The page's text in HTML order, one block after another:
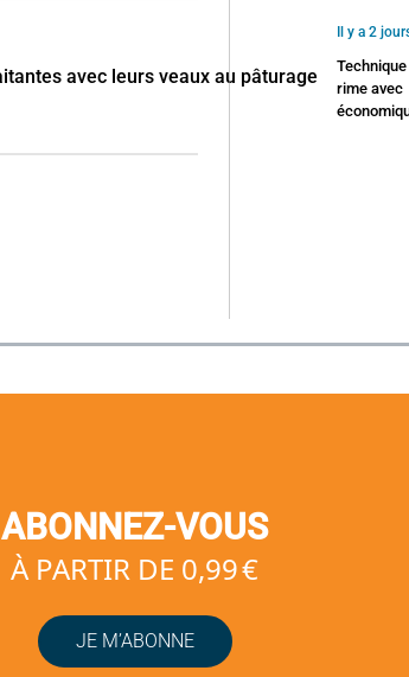
Il y a 2
Technique
rime avec
ABONNEZ-VOUS
À PARTIR DE 0,99 €
JE M’ABONNE